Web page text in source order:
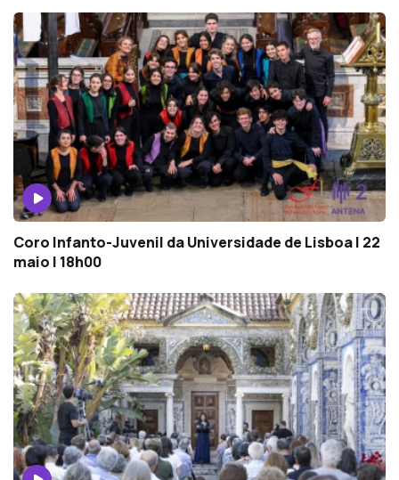
Coro Infanto-Juvenil da Universidade de Lisboa | 22
maio | 18h00